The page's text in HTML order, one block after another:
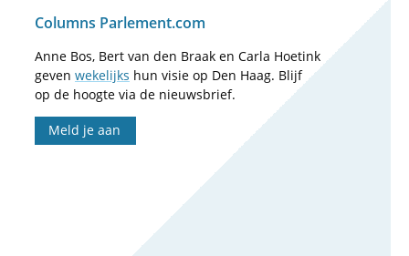
Columns Parlement.com
Anne Bos, Bert van den Braak en Carla Hoetink
geven wekelijks hun visie op Den Haag. Blijf
op de hoogte via de nieuwsbrief.
Meld je aan